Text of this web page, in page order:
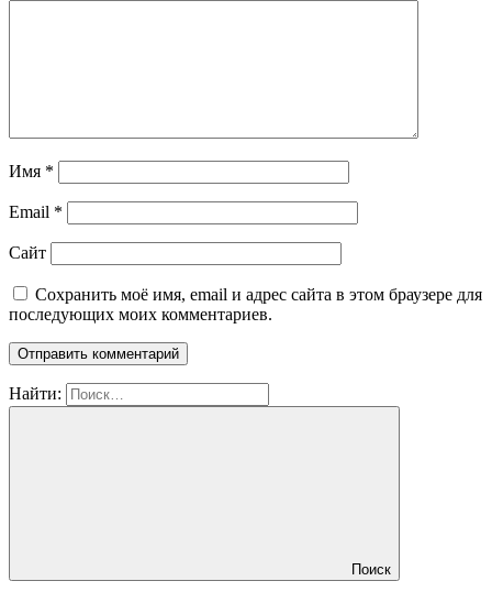
Имя *
Email *
Сайт
Сохранить моё имя, email и адрес сайта в этом браузере для
последующих моих комментариев.
Найти:
Поиск